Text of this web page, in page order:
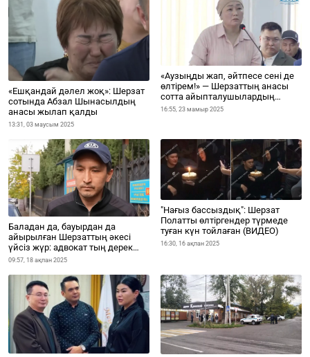
«Ешқандай дәлел жоқ»: Шерзат
сотында Абзал Шынасылдың
анасы жылап қалды
13:31, 03 маусым 2025
«Аузыңды жап, әйтпесе сені де
өлтірем!» — Шерзаттың анасы
сотта айыпталушылардың
қоқан-лоқысын әшкереледі
16:55, 23 мамыр 2025
Баладан да, бауырдан да
айырылған Шерзаттың әкесі
үйсіз жүр: адвокат тың дерек
айтты
09:57, 18 ақпан 2025
"Нағыз бассыздық": Шерзат
Полатты өлтіргендер түрмеде
туған күн тойлаған (ВИДЕО)
16:30, 16 ақпан 2025